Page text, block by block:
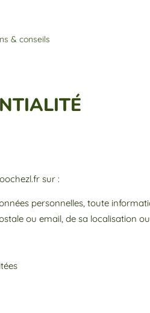
& conseils
sur :
personnelles, toute
ou email, de sa localisation